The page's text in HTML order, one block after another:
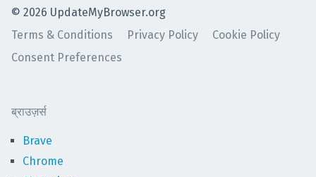
© 2026 UpdateMyBrowser.org
Terms & Conditions
Privacy Policy
Cookie Policy
Consent Preferences
ब्राउज़र्स
Brave
Chrome